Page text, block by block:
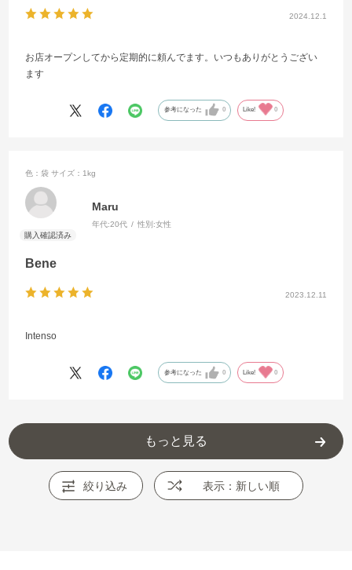
2024.12.1
お店オープンしてから定期的に頼んでます。いつもありがとうござい
ます
参考になった 0 Like! 0
2023.12.11
Bene
色：袋 サイズ：1kg
Maru
年代:20代 性別:女性
Intenso
参考になった 0 Like! 0
もっと見る
絞り込み 表示：新しい順